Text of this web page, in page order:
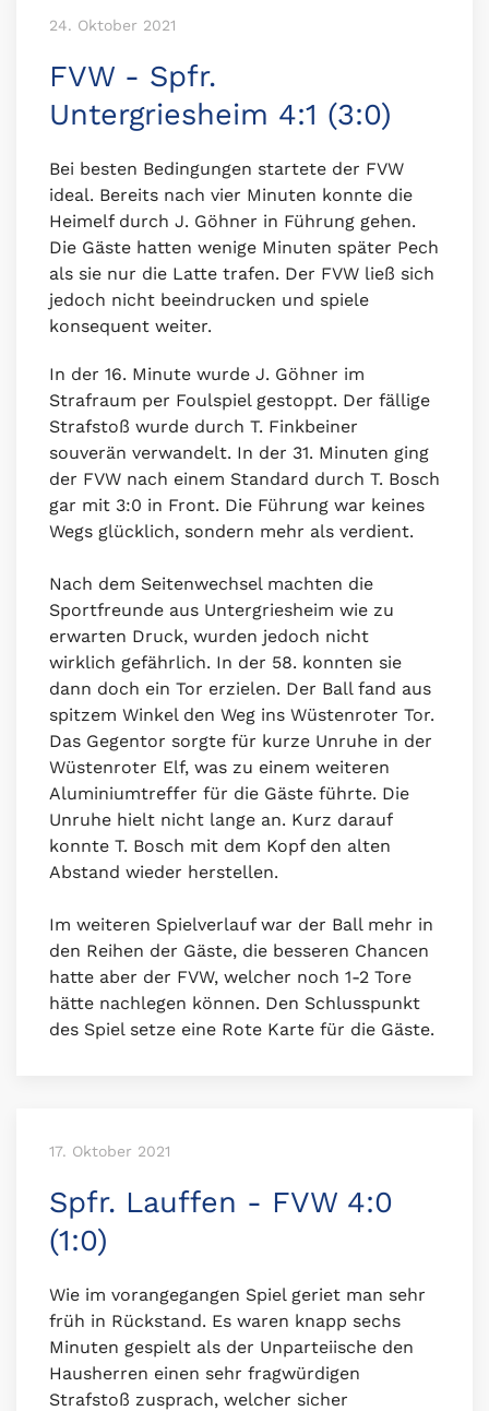
24. Oktober 2021
FVW - Spfr.
Untergriesheim 4:1 (3:0)
Bei besten Bedingungen startete der FVW
ideal. Bereits nach vier Minuten konnte die
Heimelf durch J. Göhner in Führung gehen.
Die Gäste hatten wenige Minuten später Pech
als sie nur die Latte trafen. Der FVW ließ sich
jedoch nicht beeindrucken und spiele
konsequent weiter.
In der 16. Minute wurde J. Göhner im
Strafraum per Foulspiel gestoppt. Der fällige
Strafstoß wurde durch T. Finkbeiner
souverän verwandelt. In der 31. Minuten ging
der FVW nach einem Standard durch T. Bosch
gar mit 3:0 in Front. Die Führung war keines
Wegs glücklich, sondern mehr als verdient.
Nach dem Seitenwechsel machten die
Sportfreunde aus Untergriesheim wie zu
erwarten Druck, wurden jedoch nicht
wirklich gefährlich. In der 58. konnten sie
dann doch ein Tor erzielen. Der Ball fand aus
spitzem Winkel den Weg ins Wüstenroter Tor.
Das Gegentor sorgte für kurze Unruhe in der
Wüstenroter Elf, was zu einem weiteren
Aluminiumtreffer für die Gäste führte. Die
Unruhe hielt nicht lange an. Kurz darauf
konnte T. Bosch mit dem Kopf den alten
Abstand wieder herstellen.
Im weiteren Spielverlauf war der Ball mehr in
den Reihen der Gäste, die besseren Chancen
hatte aber der FVW, welcher noch 1-2 Tore
hätte nachlegen können. Den Schlusspunkt
des Spiel setze eine Rote Karte für die Gäste.
17. Oktober 2021
Spfr. Lauffen - FVW 4:0
(1:0)
Wie im vorangegangen Spiel geriet man sehr
früh in Rückstand. Es waren knapp sechs
Minuten gespielt als der Unparteiische den
Hausherren einen sehr fragwürdigen
Strafstoß zusprach, welcher sicher